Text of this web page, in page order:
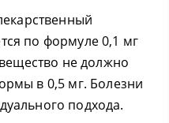
по формуле 0,1 мг
не должно
в 0,5 мг. Болезни
подхода.